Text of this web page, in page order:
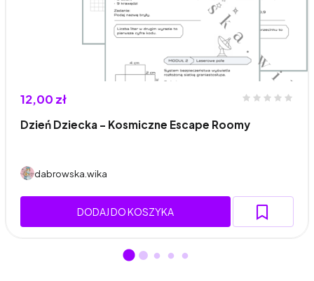
12,00 zł
Dzień Dziecka - Kosmiczne Escape Roomy
dabrowska.wika
DODAJ DO KOSZYKA